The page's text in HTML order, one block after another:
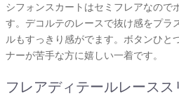
シフォンスカートはセミフレアなので
す。デコルテのレースで抜け感をプラ
ルもすっきり感がでます。ボタンひと
ナーが苦手な方に嬉しい一着です。
フレアディテールレース